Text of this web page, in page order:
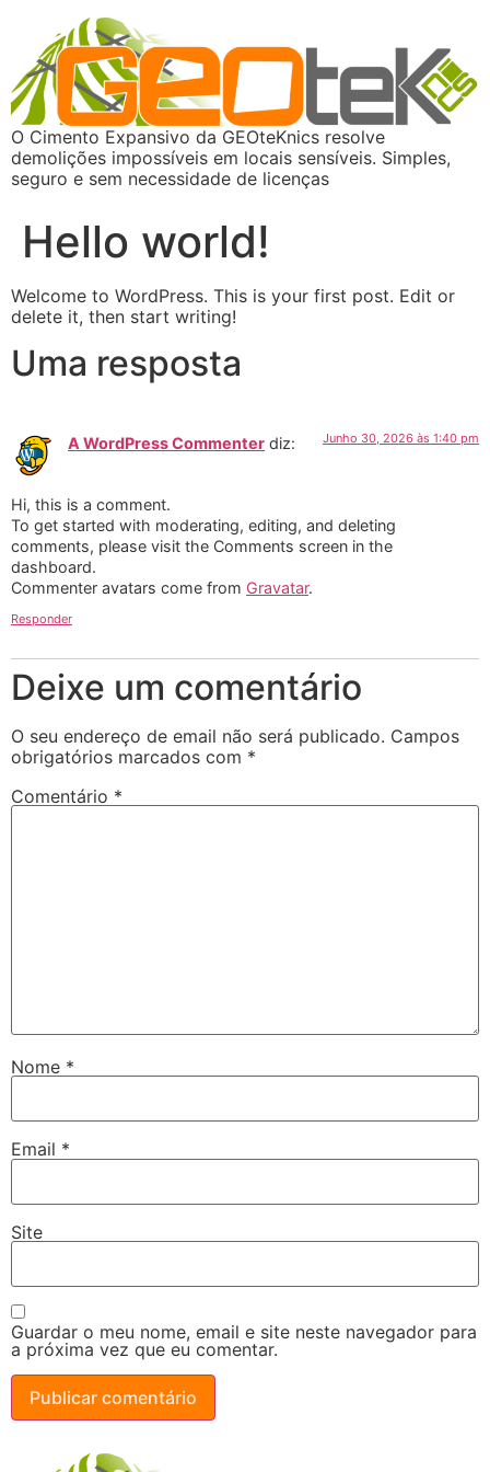
O Cimento Expansivo da GEOteKnics resolve
demolições impossíveis em locais sensíveis. Simples,
seguro e sem necessidade de licenças
Hello world!
Welcome to WordPress. This is your first post. Edit or
delete it, then start writing!
Uma resposta
A WordPress Commenter diz: Junho 30, 2026 às 1:40 pm
Hi, this is a comment.
To get started with moderating, editing, and deleting
comments, please visit the Comments screen in the
dashboard.
Commenter avatars come from Gravatar.
Responder
Deixe um comentário
O seu endereço de email não será publicado. Campos
obrigatórios marcados com *
Comentário *
Nome *
Email *
Site
Guardar o meu nome, email e site neste navegador para
a próxima vez que eu comentar.